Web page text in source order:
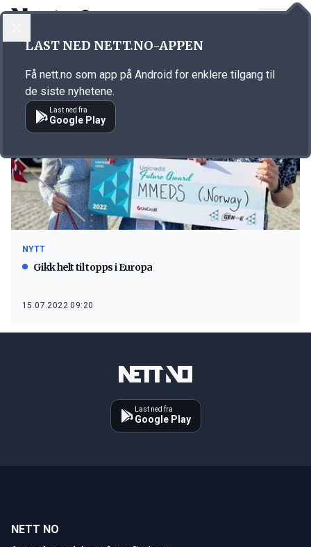
Emne: MMEDS
NYTT
Gikk helt til topps i Europa
15.07.2022 09:20
Last ned fra
Google Play
NETT NO
LAST NED NETT.NO-APPEN
Få nett.no som app på Android for enklere tilgang til
de siste nyhetene.
Last ned fra
Google Play